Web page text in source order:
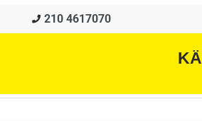
210 4617070